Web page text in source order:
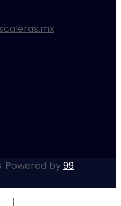
Powered by99